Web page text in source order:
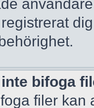
bifoga
filer